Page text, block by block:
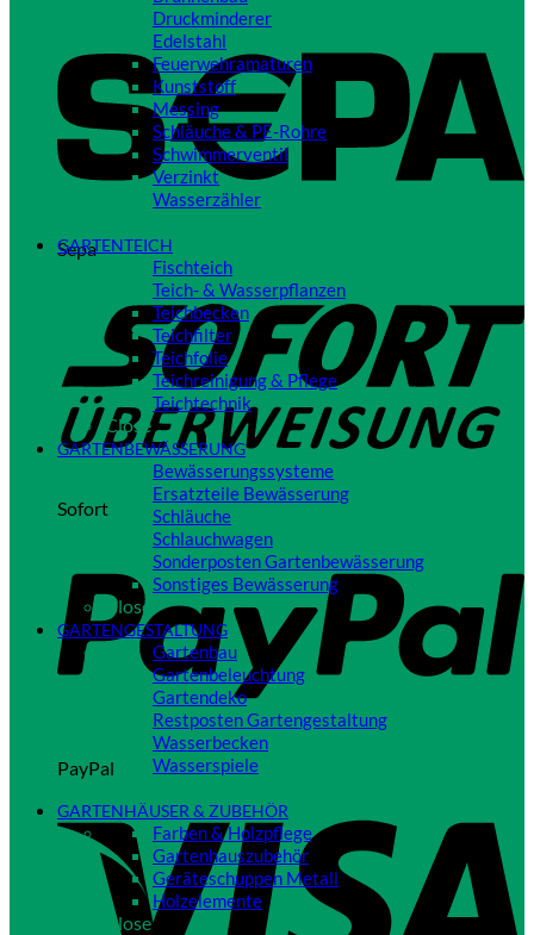
Sepa
Sofort
PayPal
Druckminderer
Edelstahl
Feuerwehramaturen
Kunststoff
Messing
Schläuche & PE-Rohre
Schwimmerventil
Verzinkt
Wasserzähler
GARTENTEICH
Fischteich
Teich- & Wasserpflanzen
Teichbecken
Teichfilter
Teichfolie
Teichreinigung & Pflege
Teichtechnik
Close
GARTENBEWÄSSERUNG
Bewässerungssysteme
Ersatzteile Bewässerung
Schläuche
Schlauchwagen
Sonderposten Gartenbewässerung
Sonstiges Bewässerung
Close
GARTENGESTALTUNG
Gartenbau
Gartenbeleuchtung
Gartendeko
Restposten Gartengestaltung
Wasserbecken
Wasserspiele
GARTENHÄUSER & ZUBEHÖR
Farben & Holzpflege
Gartenhauszubehör
Geräteschuppen Metall
Holzelemente
Close